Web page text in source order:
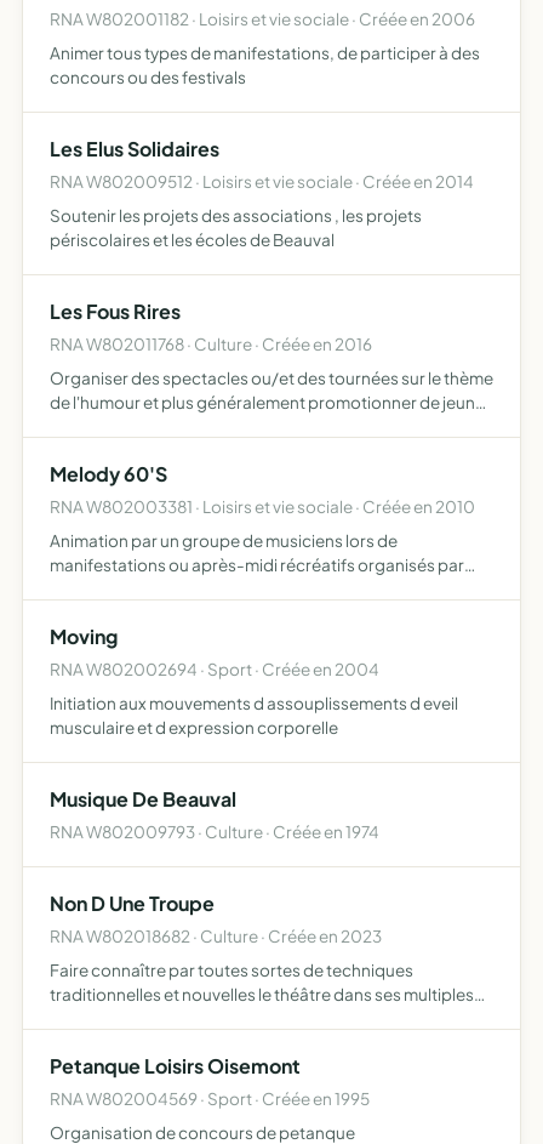
RNA W802001182 · Loisirs et vie sociale · Créée en 2006
Animer tous types de manifestations, de participer à des
concours ou des festivals
Les Elus Solidaires
RNA W802009512 · Loisirs et vie sociale · Créée en 2014
Soutenir les projets des associations , les projets
périscolaires et les écoles de Beauval
Les Fous Rires
RNA W802011768 · Culture · Créée en 2016
Organiser des spectacles ou/et des tournées sur le thème
de l'humour et plus généralement promotionner de jeunes
Melody 60'S
RNA W802003381 · Loisirs et vie sociale · Créée en 2010
Animation par un groupe de musiciens lors de
manifestations ou après-midi récréatifs organisés par
anniversaires
Moving
RNA W802002694 · Sport · Créée en 2004
Initiation aux mouvements d assouplissements d eveil
musculaire et d expression corporelle
Musique De Beauval
RNA W802009793 · Culture · Créée en 1974
Non D Une Troupe
RNA W802018682 · Culture · Créée en 2023
Faire connaître par toutes sortes de techniques
traditionnelles et nouvelles le théâtre dans ses multiples
d'acquérir…
Petanque Loisirs Oisemont
RNA W802004569 · Sport · Créée en 1995
Organisation de concours de petanque